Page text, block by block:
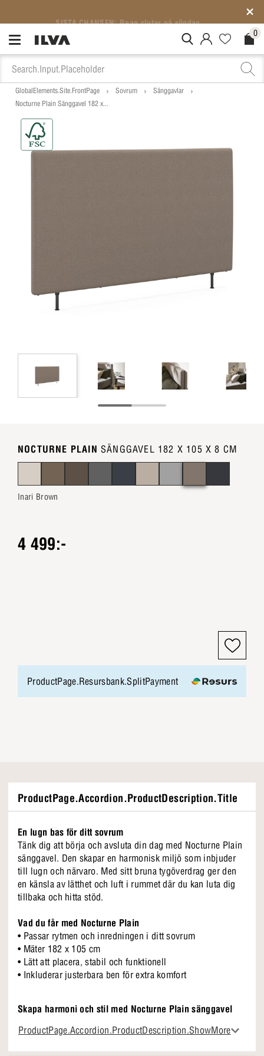
MitIlva.Login 0
GlobalElements.Site.FrontPage Sovrum
Sänggavlar
Nocturne Plain Sänggavel 182 x...
NOCTURNE PLAIN SÄNGGAVEL 182 X 105 X 8 CM
Inari Brown
4 499:-
ProductPage.Resursbank.SplitPayment
ProductPage.Accordion.ProductDescription.Title
En lugn bas för ditt sovrum
Tänk dig att börja och avsluta din dag med Nocturne Plain
sänggavel. Den skapar en harmonisk miljö som inbjuder
till lugn och närvaro. Med sitt bruna tygöverdrag ger den
en känsla av lätthet och luft i rummet där du kan luta dig
tillbaka och hitta stöd.
Vad du får med Nocturne Plain
• Passar rytmen och inredningen i ditt sovrum
• Mäter 182 x 105 cm
• Lätt att placera, stabil och funktionell
• Inkluderar justerbara ben för extra komfort
Skapa harmoni och stil med Nocturne Plain sänggavel
Är du redo att förvandla ditt sovrum? Välj en Nocturne
brun, blå, beige och grå blir din säng utan tvekan rummets
ProductPage.Accordion.ProductDescription.ShowMore